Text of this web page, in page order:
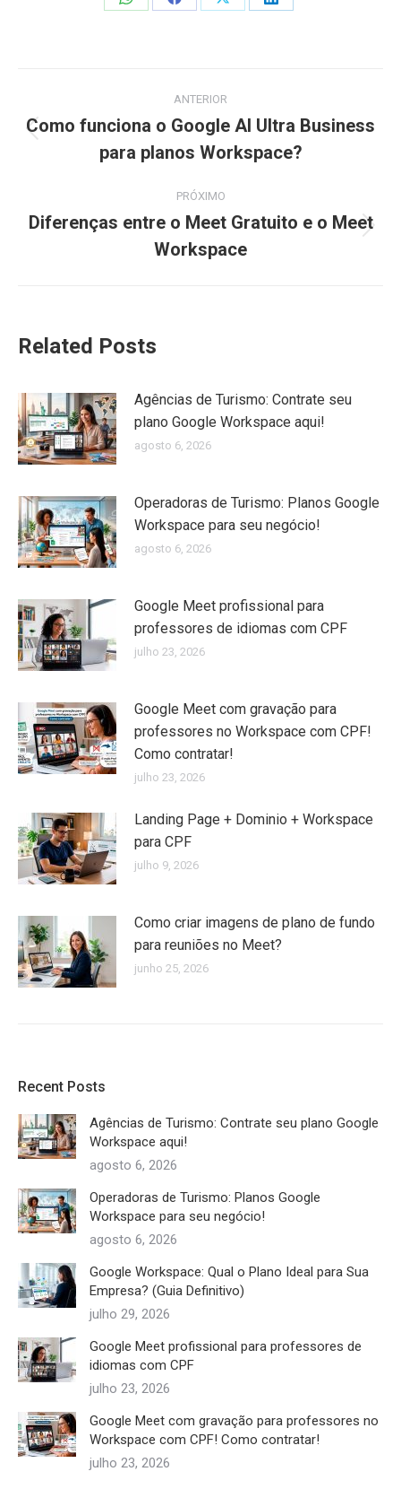
Share
Share
Share
Share
de
ANTERIOR
Post
anterior:
Como funciona o Google AI Ultra Business
para planos Workspace?
PRÓXIMO
post:
Diferenças entre o Meet Gratuito e o Meet
Workspace
Related Posts
Agências de Turismo: Contrate seu
plano Google Workspace aqui!
agosto 6, 2026
Operadoras de Turismo: Planos Google
Workspace para seu negócio!
agosto 6, 2026
Google Meet profissional para
professores de idiomas com CPF
julho 23, 2026
Google Meet com gravação para
professores no Workspace com CPF!
Como contratar!
julho 23, 2026
Landing Page + Dominio + Workspace
para CPF
julho 9, 2026
Como criar imagens de plano de fundo
para reuniões no Meet?
junho 25, 2026
Recent Posts
Agências de Turismo: Contrate seu plano Google
Workspace aqui!
agosto 6, 2026
Operadoras de Turismo: Planos Google
Workspace para seu negócio!
agosto 6, 2026
Google Workspace: Qual o Plano Ideal para Sua
Empresa? (Guia Definitivo)
julho 29, 2026
Google Meet profissional para professores de
idiomas com CPF
julho 23, 2026
Google Meet com gravação para professores no
Workspace com CPF! Como contratar!
julho 23, 2026